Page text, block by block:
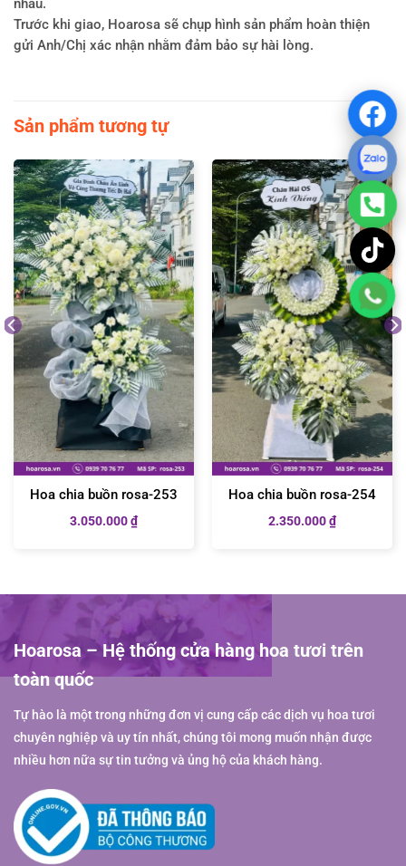
nhau.
Trước khi giao, Hoarosa sẽ chụp hình sản phẩm hoàn thiện
gửi Anh/Chị xác nhận nhằm đảm bảo sự hài lòng.
Sản phẩm tương tự
Hoa chia buồn rosa-253
3.050.000₫
Hoa chia buồn rosa-254
2.350.000₫
Hoarosa – Hệ thống cửa hàng hoa tươi trên
toàn quốc
Tự hào là một trong những đơn vị cung cấp các dịch vụ hoa tươi
chuyên nghiệp và uy tín nhất, chúng tôi mong muốn nhận được
nhiều hơn nữa sự tin tưởng và ủng hộ của khách hàng.